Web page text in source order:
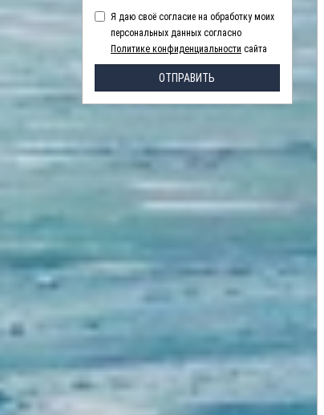
Я даю своё согласие на обработку моих
персональных данных согласно
Политике конфиденциальности сайта
ОТПРАВИТЬ